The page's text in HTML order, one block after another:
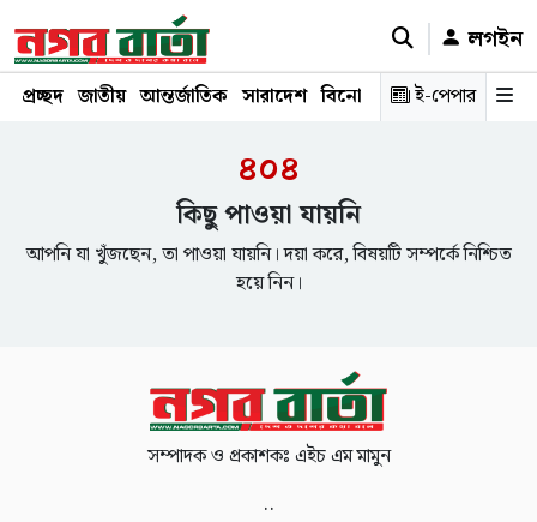
লগইন
প্রচ্ছদ জাতীয় আন্তর্জাতিক সারাদেশ বিনোদন রাজনীতি স্বাস্থ্য
ই-পেপার
৪০৪
কিছু পাওয়া যায়নি
আপনি যা খুঁজছেন, তা পাওয়া যায়নি। দয়া করে, বিষয়টি সম্পর্কে নিশ্চিত
হয়ে নিন।
সম্পাদক ও প্রকাশকঃ এইচ এম মামুন
..